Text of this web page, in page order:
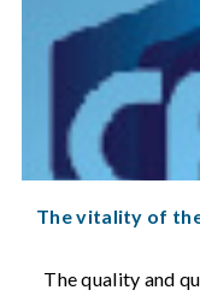
The vitality of
The quality and